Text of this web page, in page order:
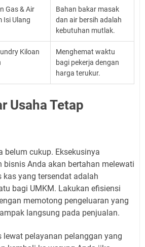
Gas & Air
Isi Ulang
Bahan bakar masak
dan air bersih adalah
kebutuhan mutlak.
Kiloan
Menghemat waktu
bagi pekerja dengan
harga terukur.
Usaha Tetap
belum cukup. Eksekusinya
bisnis Anda akan bertahan melewati
kas yang tersendat adalah
bagi UMKM. Lakukan efisiensi
memotong pengeluaran yang
langsung pada penjualan.
pelayanan pelanggan yang